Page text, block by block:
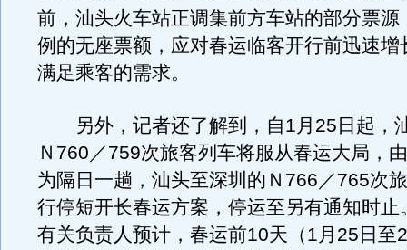
前，汕头火车站正调集前方车站的部分票源
例的无座票额，应对春运临客开行前迅速增
满足乘客的需求。
另外，记者还了解到，自1月25日起，
Ｎ760／759次旅客列车将服从春运大局，
为隔日一趟，汕头至深圳的Ｎ766／765次
行停短开长春运方案，停运至另有通知时止
有关负责人预计，春运前10天（1月25日至